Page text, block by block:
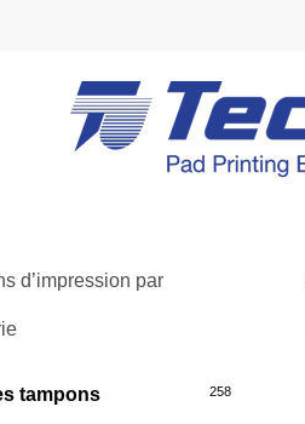
d’impression par
tampons 258